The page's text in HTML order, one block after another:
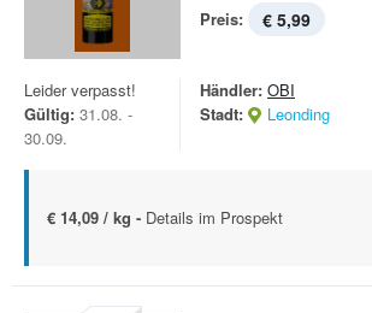
Preis: € 5,99
Leider verpasst!
Gültig: 31.08. -
30.09.
Händler: OBI
Stadt:
Leonding
€ 14,09 / kg - Details im Prospekt